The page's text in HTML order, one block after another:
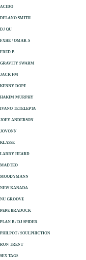
ACIDO
DELANO SMITH
DJ QU
FXHE / OMAR-S
FRED P.
GRAVITY SWARM
JACK FM
KENNY DOPE
HAKIM MURPHY
IVANO TETELEPTA
JOEY ANDERSON
JOVONN
KLASSE
LARRY HEARD
MADTEO
MOODYMANN
NEW KANADA
NU GROOVE
PEPE BRADOCK
PLAN B / DJ SPIDER
PHILPOT / SOULPHICTION
RON TRENT
SEX TAGS